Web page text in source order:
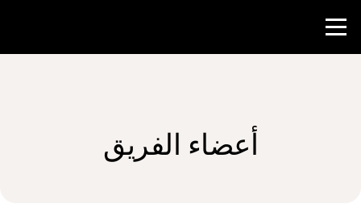
موارد المعلم
أعضاء الفريق